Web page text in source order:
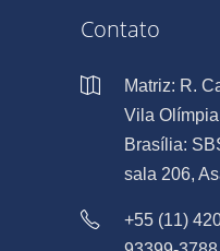
Contato
Matriz: R.
Vila
Brasília:
sala 206,
+55 (11)